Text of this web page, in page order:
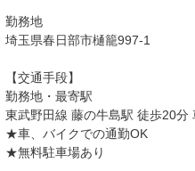
勤務地
埼玉県春日部市樋籠997-1
【交通手段】
勤務地・最寄駅
東武野田線 藤の牛島駅 徒歩20分
★車、バイクでの通勤OK
★無料駐車場あり